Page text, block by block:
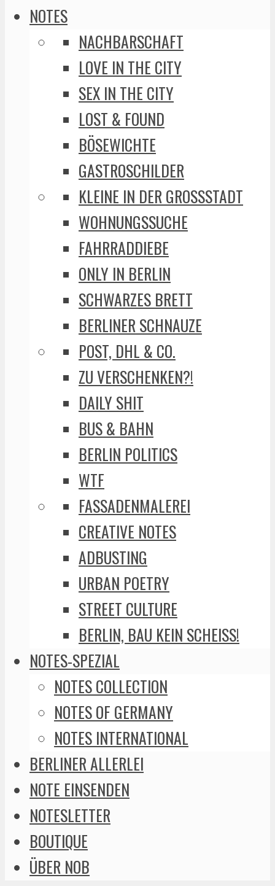
NOTES
NACHBARSCHAFT
LOVE IN THE CITY
SEX IN THE CITY
LOST & FOUND
BÖSEWICHTE
GASTROSCHILDER
KLEINE IN DER GROSSSTADT
WOHNUNGSSUCHE
FAHRRADDIEBE
ONLY IN BERLIN
SCHWARZES BRETT
BERLINER SCHNAUZE
POST, DHL & CO.
ZU VERSCHENKEN?!
DAILY SHIT
BUS & BAHN
BERLIN POLITICS
WTF
FASSADENMALEREI
CREATIVE NOTES
ADBUSTING
URBAN POETRY
STREET CULTURE
BERLIN, BAU KEIN SCHEISS!
NOTES-SPEZIAL
NOTES COLLECTION
NOTES OF GERMANY
NOTES INTERNATIONAL
BERLINER ALLERLEI
NOTE EINSENDEN
NOTESLETTER
BOUTIQUE
ÜBER NOB